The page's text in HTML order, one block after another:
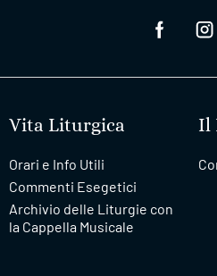
Vita Liturgica
Orari e Info Utili
Commenti Esegetici
Archivio delle Liturgie con
la Cappella Musicale
Il